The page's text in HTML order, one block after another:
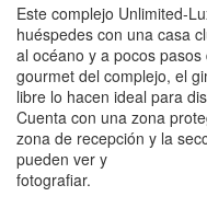
Este complejo Unlimited-
huéspedes con una casa
al océano y a pocos
gourmet del complejo, el
libre lo hacen ideal para
Cuenta con una zona
zona de recepción y la
pueden ver y
fotografiar.